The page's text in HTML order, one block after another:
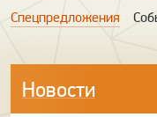
Спецпредложения
Новости